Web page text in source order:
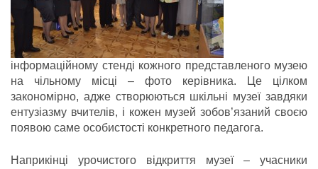
інформаційному стенді кожного представленого музею
на чільному місці – фото керівника. Це цілком
закономірно, адже створюються шкільні музеї завдяки
ентузіазму вчителів, і кожен музей зобов’язаний своєю
появою саме особистості конкретного педагога.
Наприкінці урочистого відкриття музеї – учасники